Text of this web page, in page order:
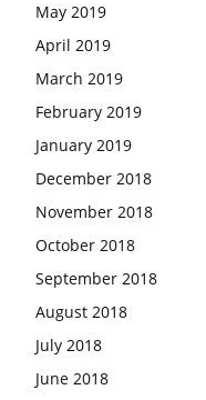
May 2019
April 2019
March 2019
February 2019
January 2019
December 2018
November 2018
October 2018
September 2018
August 2018
July 2018
June 2018